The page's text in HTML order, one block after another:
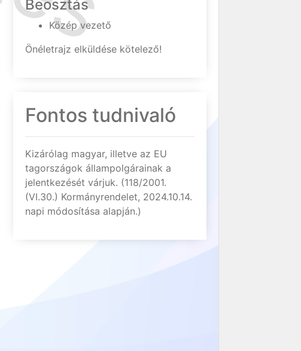
Beosztás
Közép vezető
Önéletrajz elküldése kötelező!
Fontos tudnivaló
Kizárólag magyar, illetve az EU
tagországok állampolgárainak a
jelentkezését várjuk. (118/2001.
(VI.30.) Kormányrendelet, 2024.10.14.
napi módosítása alapján.)